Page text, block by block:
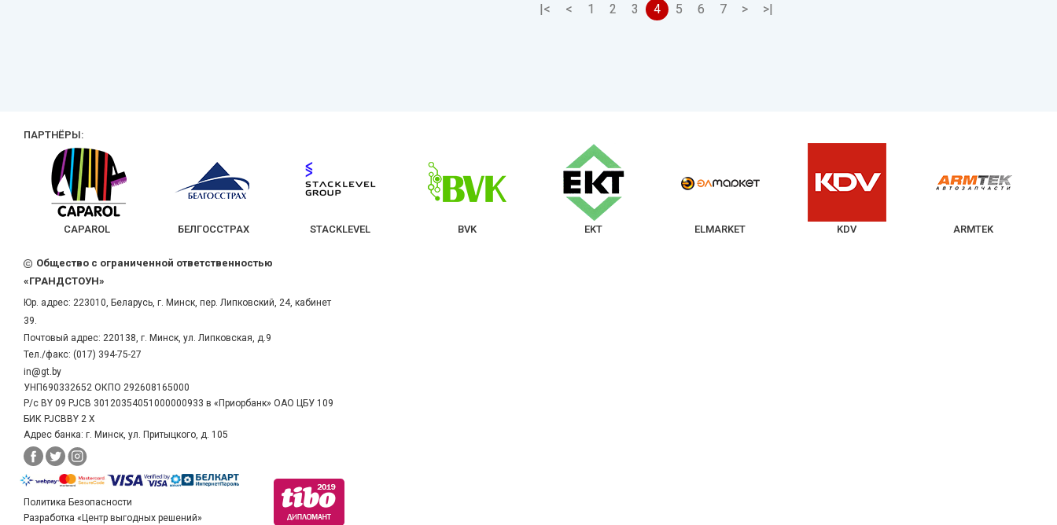
|< < 1 2 3 4 5 6 7 > >|
ПАРТНЁРЫ:
CAPAROL БЕЛГОССТРАХ STACKLEVEL BVK EKT ELMARKET KDV ARMTEK
Общество с ограниченной ответственностью
«ГРАНДСТОУН»
Юр. адрес: 223010, Беларусь, г. Минск, пер. Липковский, 24, кабинет
39.
Почтовый адрес: 220138, г. Минск, ул. Липковская, д.9
Тел./факс: (017) 394-75-27
in@gt.by
УНП690332652 ОКПО 292608165000
Р/с BY 09 PJCB 30120354051000000933 в «Приорбанк» ОАО ЦБУ 109
БИК PJCBBY 2 X
Адрес банка: г. Минск, ул. Притыцкого, д. 105
Политика Безопасности
Разработка «Центр выгодных решений»